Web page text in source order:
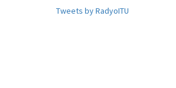
Tweets by RadyoITU